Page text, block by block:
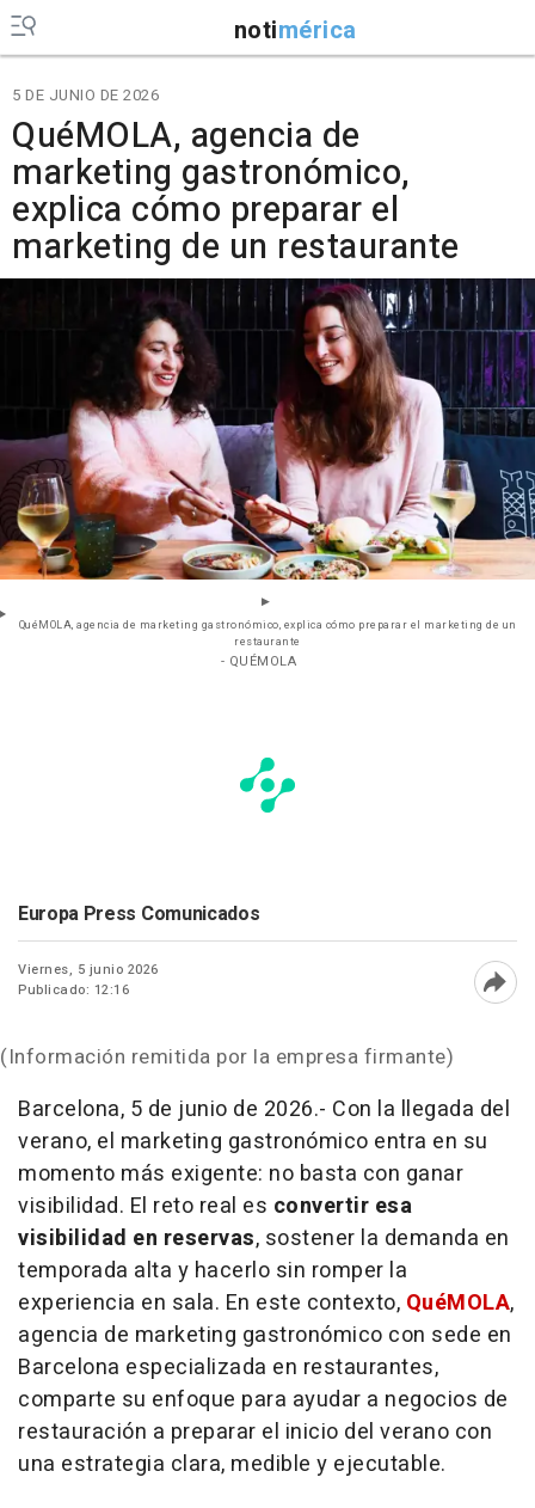
notimérica
5 DE JUNIO DE 2026
QuéMOLA, agencia de
marketing gastronómico,
explica cómo preparar el
marketing de un restaurante
QuéMOLA, agencia de marketing gastronómico, explica cómo preparar el marketing de un
restaurante
- QUÉMOLA
Europa Press Comunicados
Viernes, 5 junio 2026
Publicado: 12:16
(Información remitida por la empresa firmante)
Barcelona, 5 de junio de 2026.- Con la llegada del
verano, el marketing gastronómico entra en su
momento más exigente: no basta con ganar
visibilidad. El reto real es convertir esa
visibilidad en reservas, sostener la demanda en
temporada alta y hacerlo sin romper la
experiencia en sala. En este contexto, QuéMOLA,
agencia de marketing gastronómico con sede en
Barcelona especializada en restaurantes,
comparte su enfoque para ayudar a negocios de
restauración a preparar el inicio del verano con
una estrategia clara, medible y ejecutable.